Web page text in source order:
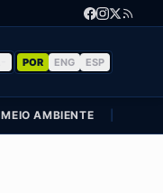
POR ENG ESP
MEIO AMBIENTE